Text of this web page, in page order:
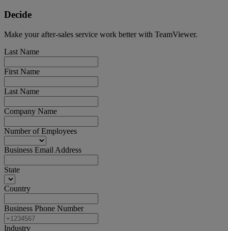
Decide
Make your after-sales service work better with TeamViewer.
Last Name
First Name
Last Name
Company Name
Number of Employees
Business Email Address
State
Country
Business Phone Number
Industry